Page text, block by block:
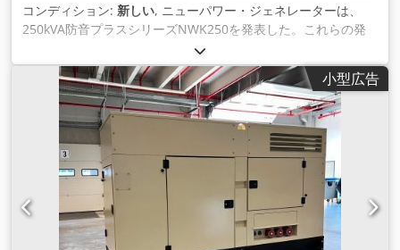
コンディション: 新しい, ニューパワー・ジェネレーターは、
250kVA防音プラスシリーズNWK250を発表した。これらの発
電機はキャビン内に防音カーテンを 装備しており、標準シリー
ズと比較して騒音レベルを15％低減することを保証します。コ
ントロールユニット、ディーゼルタンク、排気バッテ リー、電
子スピードコントローラー、AVR、バッテリー充電器、冷却水
ヒーター、ソケット、漏電ブレーカーを含む完全な新品です。
- 防音強化 - 静かな運転音 Dwedpfx Aonfva Ielioa - メインモニ
ター、メイン電源 - すぐに使用可能 技術データ モデル:
NWK250 防音プラス非常用発電機 防音仕様のFawde Motor新
電力発電機セット エンジン：Fawde CA6DL2-27D, 6シリンダ
ー, 水冷 発電機：ニューパワーNW/N80 連続出力：180 kW /
225 kVA 最大出力：198 kW / 248 kVA 騒音レベル (7m): 67 dB
小型広告